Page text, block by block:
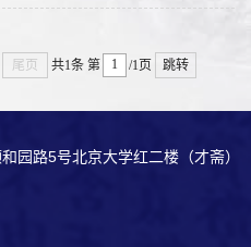
尾页 共1条 第 /1页 跳转
园路5号北京大学红二楼（才斋）